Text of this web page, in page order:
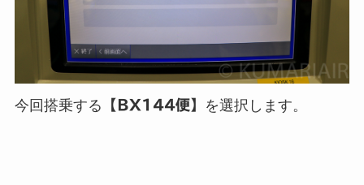
今回搭乗する 【BX144便】 を選択します。